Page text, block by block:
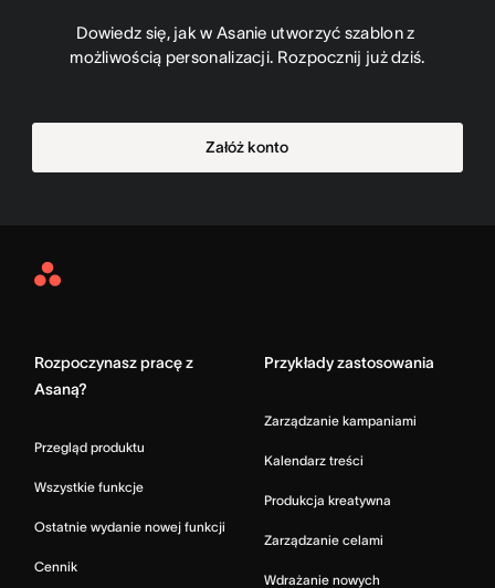
Dowiedz się, jak w Asanie utworzyć szablon z
możliwością personalizacji. Rozpocznij już dziś.
Załóż konto
Asana
Rozpoczynasz pracę z
Asaną?
Przegląd produktu
Wszystkie funkcje
Ostatnie wydanie nowej funkcji
Cennik
Przykłady zastosowania
Zarządzanie kampaniami
Kalendarz treści
Produkcja kreatywna
Zarządzanie celami
Wdrażanie nowych